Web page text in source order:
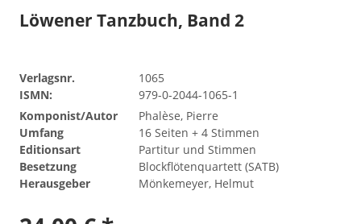
Löwener Tanzbuch, Band 2
Verlagsnr.
1065
ISMN:
979-0-2044-1065-1
Komponist/Autor
Phalèse, Pierre
Umfang
16 Seiten + 4 Stimmen
Editionsart
Partitur und Stimmen
Besetzung
Blockflötenquartett (SATB)
Herausgeber
Mönkemeyer, Helmut